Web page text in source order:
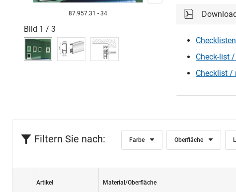
87.957.31 - 34
Bild 1 / 3
Check-list
Checklist /
Filtern Sie nach: Farbe Oberfläche
Artikel Material/Oberfläche